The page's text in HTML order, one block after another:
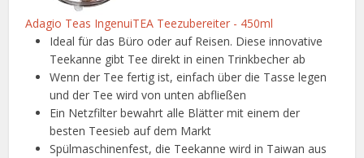
Adagio Teas IngenuiTEA Teezubereiter - 450ml
Ideal für das Büro oder auf Reisen. Diese innovative
Teekanne gibt Tee direkt in einen Trinkbecher ab
Wenn der Tee fertig ist, einfach über die Tasse legen
und der Tee wird von unten abfließen
Ein Netzfilter bewahrt alle Blätter mit einem der
besten Teesieb auf dem Markt
Spülmaschinenfest, die Teekanne wird in Taiwan aus